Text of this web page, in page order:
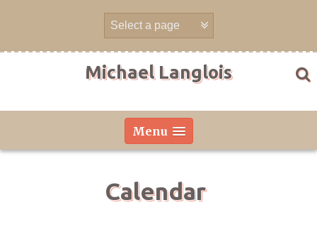
Michael Langlois
Menu
Calendar